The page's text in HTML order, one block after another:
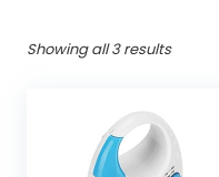
Showing all 3 results